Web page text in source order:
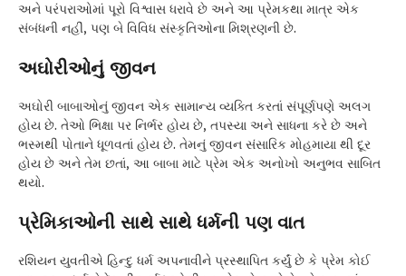
અને પરંપરાઓમાં પૂરો વિશ્વાસ ધરાવે છે અને આ પ્રેમકથા માત્ર એક
સંબંધની નહીં, પણ બે વિવિધ સંસ્કૃતિઓના મિશ્રણની છે.
અઘોરીઓનું જીવન
અઘોરી બાબાઓનું જીવન એક સામાન્ય વ્યક્તિ કરતાં સંપૂર્ણપણે અલગ
હોય છે. તેઓ ભિક્ષા પર નિર્ભર હોય છે, તપસ્યા અને સાધના કરે છે અને
ભસ્મથી પોતાને ધૂળવતાં હોય છે. તેમનું જીવન સંસારિક મોહમાયા થી દૂર
હોય છે અને તેમ છતાં, આ બાબા માટે પ્રેમ એક અનોખો અનુભવ સાબિત
થયો.
પ્રેમિકાઓની સાથે સાથે ધર્મની પણ વાત
રશિયન યુવતીએ હિન્દુ ધર્મ અપનાવીને પ્રસ્થાપિત કર્યું છે કે પ્રેમ કોઈ